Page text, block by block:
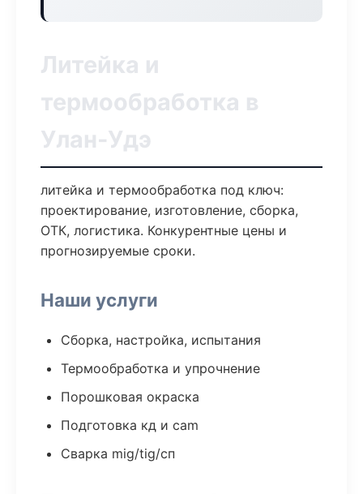
Литейка и
термообработка в
Улан-Удэ
литейка и термообработка под ключ:
проектирование, изготовление, сборка,
ОТК, логистика. Конкурентные цены и
прогнозируемые сроки.
Наши услуги
Сборка, настройка, испытания
Термообработка и упрочнение
Порошковая окраска
Подготовка кд и cam
Сварка mig/tig/сп